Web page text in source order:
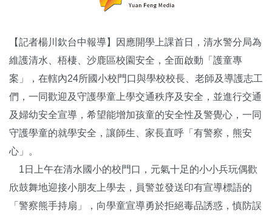
【記者楊川欽台中報導】因應開學上課首日，清水警分局為
維護清水、梧棲、沙鹿區校園安全，全面啟動「護童專
案」，在轄內24所國小校門口與學校校長、老師及導護志工
們，一同歡迎及守護學童上學交通秩序及安全，並進行交通
及婦幼安全宣導，希望能增加孩童的安全性及警覺心，一同
守護學童的就學安全，讓師生、家長直呼「有警察，熊安
心」。
1日上午在清水國小的校門口，元氣十足的小小兵玩偶歡
欣鼓舞地迎接小朋友上學去，員警並發送印有宣導標語的
「警察熊手持扇」，向學童宣導勇於拒絕毒品誘惑，慎防誤